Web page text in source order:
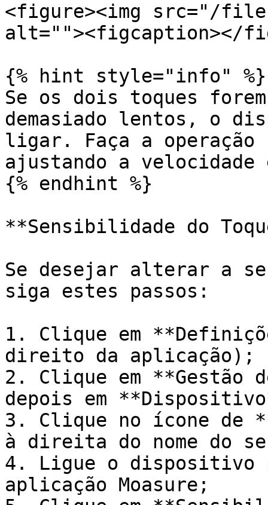
<figure><img src="/files/
alt=""><figcaption></
{% hint style="info" %}
Se os dois toques
demasiado lentos, o
ligar. Faça a operação
ajustando a
{% endhint %}
**Sensibilidade do
Se desejar alterar a
siga estes passos:
1. Clique em
direito da aplicação);
2. Clique em **Gestão
depois em
3. Clique no ícone de
à direita do nome do
4. Ligue o dispositivo
aplicação Moasure;